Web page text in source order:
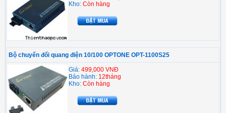
Kho: Còn hàng
Bộ chuyển đổi quang điện 10/100 OPTONE OPT-1100S25
Giá: 499,000 VNĐ
Bảo hành: 12tháng
Kho: Còn hàng